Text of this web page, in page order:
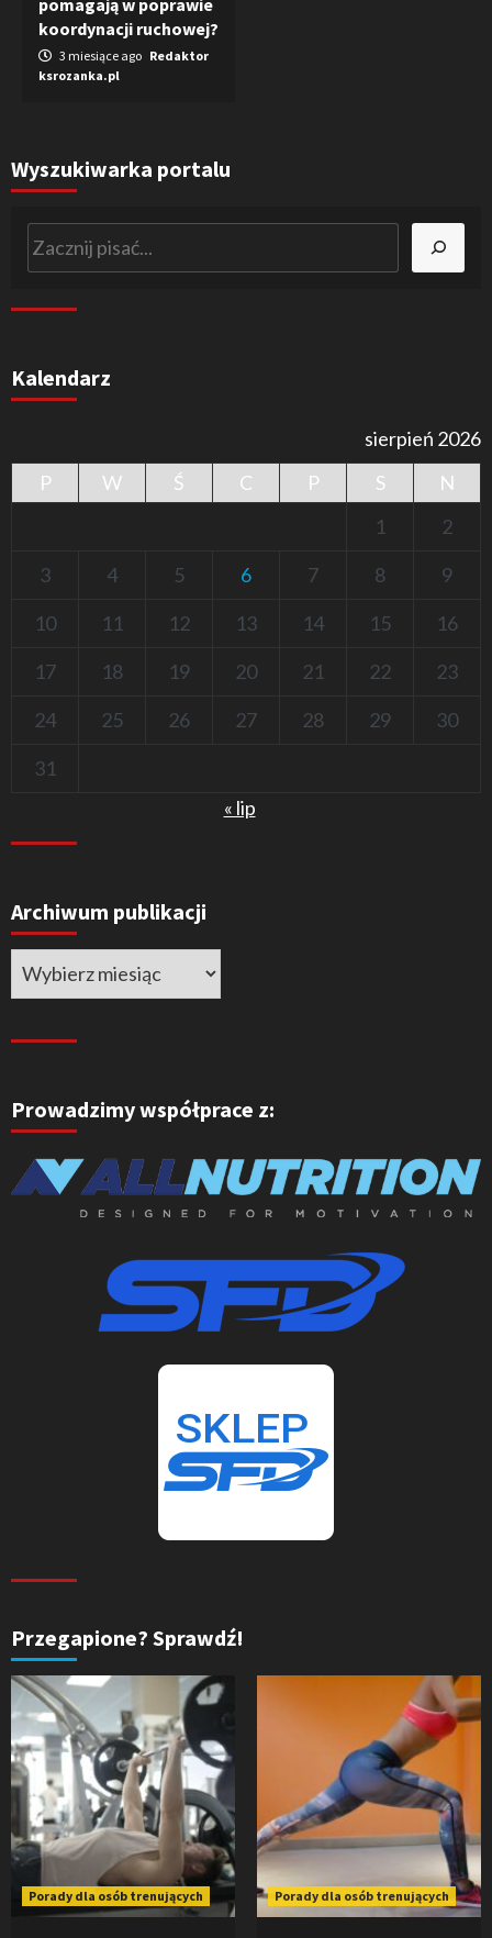
koordynacji ruchowej?
3 miesiące ago Redaktor
ksrozanka.pl
Wyszukiwarka portalu
Szukaj
Kalendarz
sierpień 2026
P
W Ś C P S
N
1
2
3
4 5 6 7 8
9
10
11 12 13 14 15
16
17
18 19 20 21 22
23
24
25 26 27 28 29
30
31
« lip
Archiwum publikacji
Prowadzimy współprace z:
Przegapione? Sprawdź!
Porady dla osób trenujących Porady dla osób trenujących